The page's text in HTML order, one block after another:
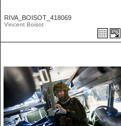
RIVA_BOISOT_418069
Vincent Boisot